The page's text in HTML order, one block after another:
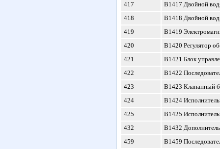
417
B1417 Двойной
418
B1418 Двойной
419
B1419
420
B1420 Регулятор
421
B1421 Блок
422
B1422
423
B1423 Клапанный
424
B1424
425
B1425
432
B1432
459
B1459